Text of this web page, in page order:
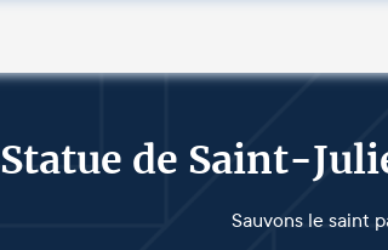
Statue de Saint-
Sauvons le saint